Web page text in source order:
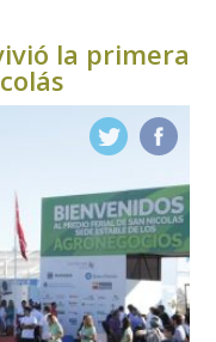
la primera